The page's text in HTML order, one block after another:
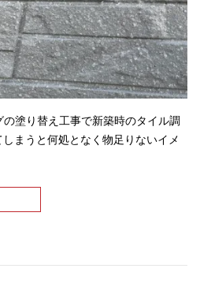
塗り替え工事で新築時のタイル調
まうと何処となく物足りないイメ